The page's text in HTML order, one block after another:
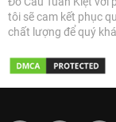
tôi sẽ cam kết phục
chất lượng để quý